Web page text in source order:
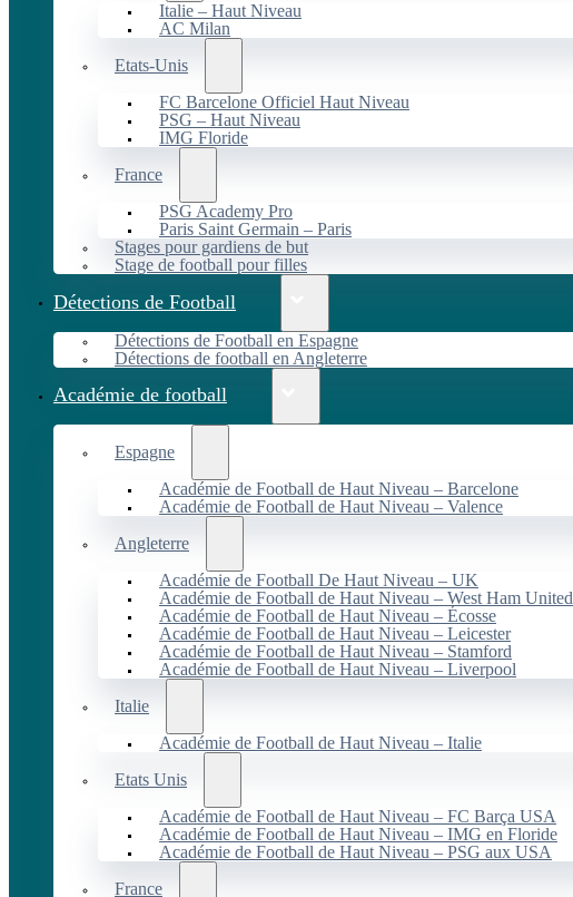
Italie – Haut Niveau
AC Milan
Etats-Unis
FC Barcelone Officiel Haut Niveau
PSG – Haut Niveau
IMG Floride
France
PSG Academy Pro
Paris Saint Germain – Paris
Stages pour gardiens de but
Stage de football pour filles
Détections de Football
Détections de Football en Espagne
Détections de football en Angleterre
Académie de football
Espagne
Académie de Football de Haut Niveau – Barcelone
Académie de Football de Haut Niveau – Valence
Angleterre
Académie de Football De Haut Niveau – UK
Académie de Football de Haut Niveau – West Ham United
Académie de Football de Haut Niveau – Écosse
Académie de Football de Haut Niveau – Leicester
Académie de Football de Haut Niveau – Stamford
Académie de Football de Haut Niveau – Liverpool
Italie
Académie de Football de Haut Niveau – Italie
Etats Unis
Académie de Football de Haut Niveau – FC Barça USA
Académie de Football de Haut Niveau – IMG en Floride
Académie de Football de Haut Niveau – PSG aux USA
France